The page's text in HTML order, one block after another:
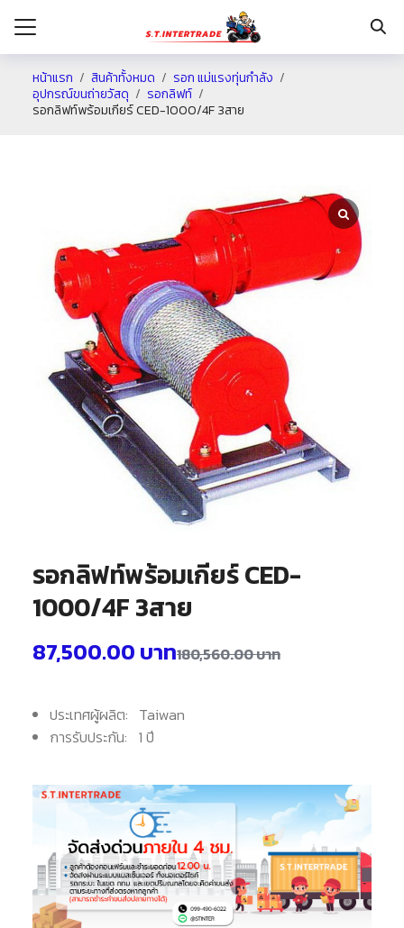
หน้าแรก สินค้าทั้งหมด
รอก แม่แรงทุ่นกำลัง
อุปกรณ์ขนถ่ายวัสดุ
รอกลิฟท์
รอกลิฟท์พร้อมเกียร์ CED-1000/4F 3สาย
รอกลิฟท์พร้อมเกียร์ CED-
1000/4F 3สาย
180,560.00บาท
87,500.00 บาท
ประเทศผู้ผลิต: Taiwan
การรับประกัน: 1 ปี